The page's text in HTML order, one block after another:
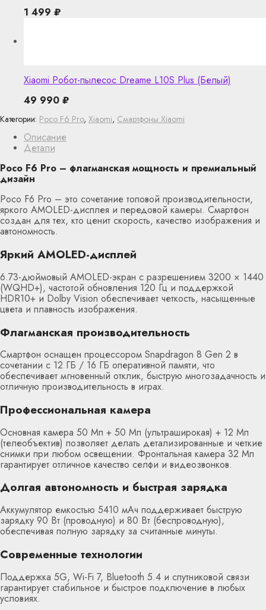
Описание
Детали
Poco F6 Pro – флагманская мощность и премиальный
дизайн
Poco F6 Pro – это сочетание топовой производительности,
яркого AMOLED-дисплея и передовой камеры. Смартфон
создан для тех, кто ценит скорость, качество изображения и
автономность.
Яркий AMOLED-дисплей
6.73-дюймовый AMOLED-экран с разрешением 3200 × 1440
(WQHD+), частотой обновления 120 Гц и поддержкой
HDR10+ и Dolby Vision обеспечивает четкость, насыщенные
цвета и плавность изображения.
Флагманская производительность
Смартфон оснащен процессором Snapdragon 8 Gen 2 в
сочетании с 12 ГБ / 16 ГБ оперативной памяти, что
обеспечивает мгновенный отклик, быструю многозадачность и
отличную производительность в играх.
Профессиональная камера
Основная камера 50 Мп + 50 Мп (ультраширокая) + 12 Мп
(телеобъектив) позволяет делать детализированные и четкие
снимки при любом освещении. Фронтальная камера 32 Мп
гарантирует отличное качество селфи и видеозвонков.
Долгая автономность и быстрая зарядка
Аккумулятор емкостью 5410 мАч поддерживает быструю
зарядку 90 Вт (проводную) и 80 Вт (беспроводную),
обеспечивая полную зарядку за считанные минуты.
Современные технологии
Поддержка 5G, Wi-Fi 7, Bluetooth 5.4 и спутниковой связи
гарантирует стабильное и быстрое подключение в любых
условиях.
Категории: Poco F6 Pro, Xiaomi, Смартфоны Xiaomi
1 499 ₽
Xiaomi Робот-пылесос Dreame L10S Plus (Белый)
49 990 ₽